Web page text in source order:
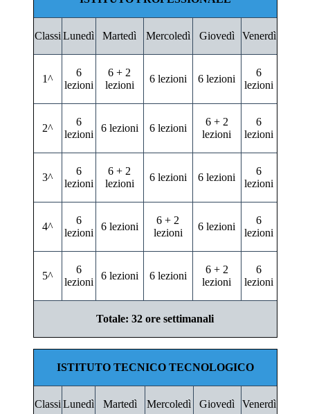
Classi Lunedì Martedì Mercoledì Giovedì Venerdì
1^
6
lezioni
6 + 2
lezioni
6 lezioni 6 lezioni
6
lezioni
2^
6
lezioni
6 lezioni 6 lezioni
6 + 2
lezioni
6
lezioni
3^
6
lezioni
6 + 2
lezioni
6 lezioni 6 lezioni
6
lezioni
4^
6
lezioni
6 lezioni
6 + 2
lezioni
6 lezioni
6
lezioni
5^
6
lezioni
6 lezioni 6 lezioni
6 + 2
lezioni
6
lezioni
Totale: 32 ore settimanali
ISTITUTO TECNICO TECNOLOGICO
Classi Lunedì Martedì Mercoledì Giovedì Venerdì